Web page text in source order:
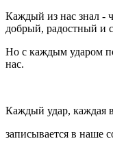
Каждый из нас знал -
добрый, радостный и
Но с каждым ударом
нас.
Каждый удар, каждая
записывается в наше